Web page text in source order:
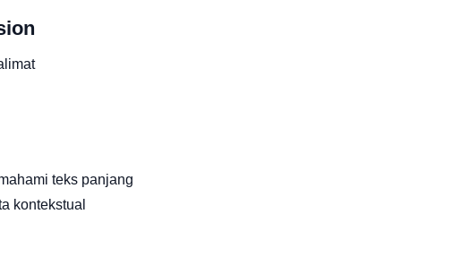
teks panjang
kontekstual